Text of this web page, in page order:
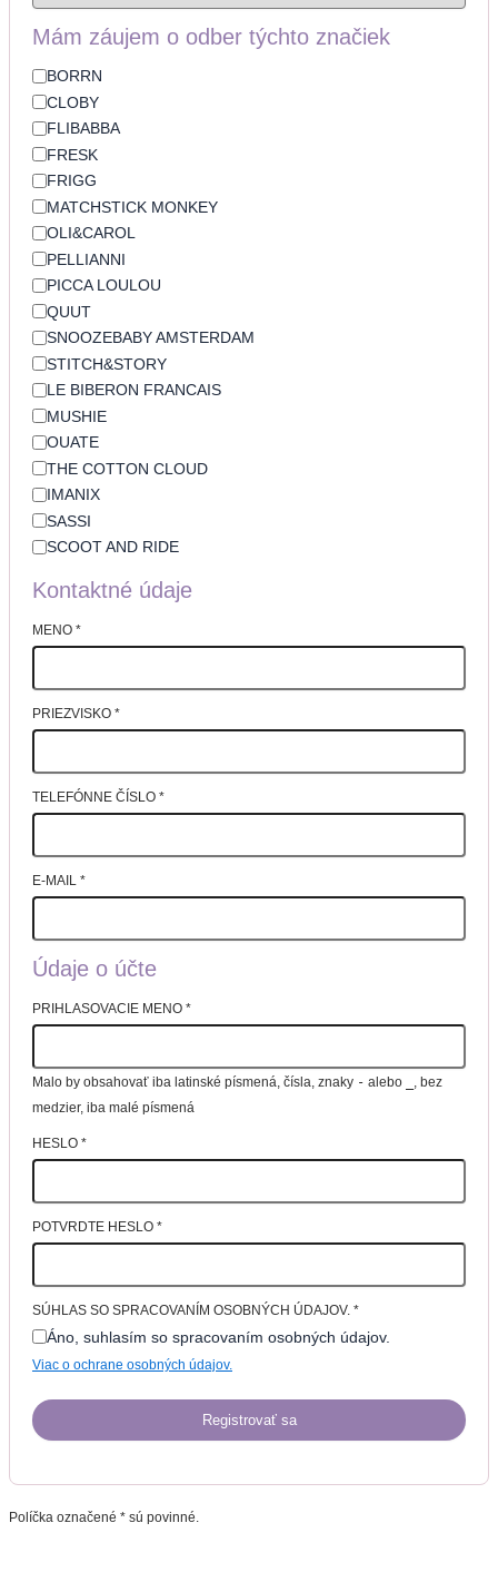
Mám záujem o odber týchto značiek
BORRN
CLOBY
FLIBABBA
FRESK
FRIGG
MATCHSTICK MONKEY
OLI&CAROL
PELLIANNI
PICCA LOULOU
QUUT
SNOOZEBABY AMSTERDAM
STITCH&STORY
LE BIBERON FRANCAIS
MUSHIE
OUATE
THE COTTON CLOUD
IMANIX
SASSI
SCOOT AND RIDE
Kontaktné údaje
MENO *
PRIEZVISKO *
TELEFÓNNE ČÍSLO *
E-MAIL *
Údaje o účte
PRIHLASOVACIE MENO *
Malo by obsahovať iba latinské písmená, čísla, znaky - alebo
, bez
medzier, iba malé písmená
HESLO *
POTVRDTE HESLO *
SÚHLAS SO SPRACOVANÍM OSOBNÝCH ÚDAJOV. *
Áno, suhlasím so spracovaním osobných údajov.
Viac o ochrane osobných údajov.
Registrovať sa
Políčka označené * sú povinné.